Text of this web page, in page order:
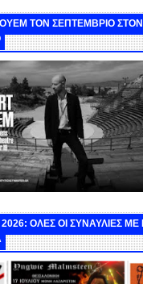
ΤΟΝ ΣΕΠΤΕΜΒΡΙΟ ΣΤΟΝ
ΟΛΕΣ ΟΙ ΣΥΝΑΥΛΙΕΣ ΜΕ